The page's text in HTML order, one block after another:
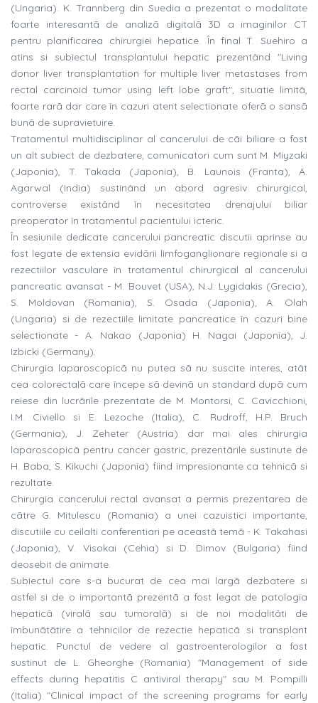
(Ungaria). K. Trannberg din Suedia a prezentat o modalitate
foarte interesantã de analizã digitalã 3D a imaginilor CT
pentru planificarea chirurgiei hepatice. În final T. Suehiro a
atins si subiectul transplantului hepatic prezentând "Living
donor liver transplantation for multiple liver metastases from
rectal carcinoid tumor using left lobe graft", situatie limitã,
foarte rarã dar care în cazuri atent selectionate oferã o sansã
bunã de supravietuire.
Tratamentul multidisciplinar al cancerului de cãi biliare a fost
un alt subiect de dezbatere, comunicatori cum sunt M. Miyzaki
(Japonia), T. Takada (Japonia), B. Launois (Franta), A.
Agarwal (India) sustinând un abord agresiv chirurgical,
controverse existând în necesitatea drenajului biliar
preoperator în tratamentul pacientului icteric.
În sesiunile dedicate cancerului pancreatic discutii aprinse au
fost legate de extensia evidãrii limfoganglionare regionale si a
rezectiilor vasculare în tratamentul chirurgical al cancerului
pancreatic avansat - M. Bouvet (USA), N.J. Lygidakis (Grecia),
S. Moldovan (Romania), S. Osada (Japonia), A. Olah
(Ungaria) si de rezectiile limitate pancreatice în cazuri bine
selectionate - A. Nakao (Japonia) H. Nagai (Japonia), J.
Izbicki (Germany).
Chirurgia laparoscopicã nu putea sã nu suscite interes, atât
cea colorectalã care începe sã devinã un standard dupã cum
reiese din lucrãrile prezentate de M. Montorsi, C. Cavicchioni,
I.M. Civiello si E. Lezoche (Italia), C. Rudroff, H.P. Bruch
(Germania), J. Zeheter (Austria) dar mai ales chirurgia
laparoscopicã pentru cancer gastric, prezentãrile sustinute de
H. Baba, S. Kikuchi (Japonia) fiind impresionante ca tehnicã si
rezultate.
Chirurgia cancerului rectal avansat a permis prezentarea de
cãtre G. Mitulescu (Romania) a unei cazuistici importante,
discutiile cu ceilalti conferentiari pe aceastã temã - K. Takahasi
(Japonia), V. Visokai (Cehia) si D. Dimov (Bulgaria) fiind
deosebit de animate.
Subiectul care s-a bucurat de cea mai largã dezbatere si
astfel si de o importantã prezentã a fost legat de patologia
hepaticã (viralã sau tumoralã) si de noi modalitãti de
îmbunãtãtire a tehnicilor de rezectie hepaticã si transplant
hepatic. Punctul de vedere al gastroenterologilor a fost
sustinut de L. Gheorghe (Romania) "Management of side
effects during hepatitis C antiviral therapy" sau M. Pompilli
(Italia) "Clinical impact of the screening programs for early